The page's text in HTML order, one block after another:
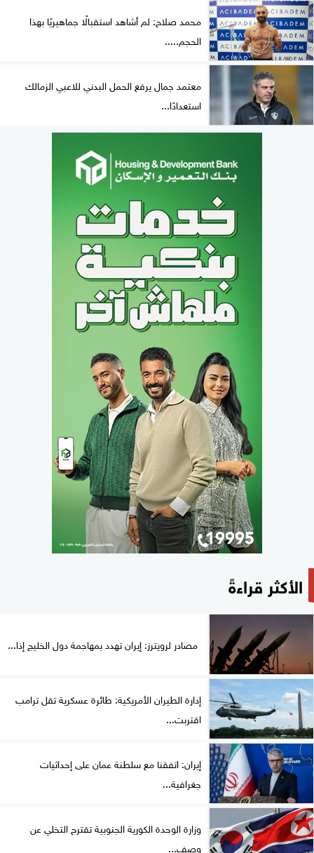
محمد صلاح: لم أشاهد استقبالًا جماهيريًا بهذا
الحجم.....
معتمد جمال يرفع الحمل البدني للاعبي الزمالك
استعدادًا...
الأكثر قراءةً
مصادر لرويترز: إيران تهدد بمهاجمة دول الخليج إذا...
إدارة الطيران الأمريكية: طائرة عسكرية تقل ترامب
اقتربت...
إيران: اتفقنا مع سلطنة عمان على إحداثيات
جغرافية...
وزارة الوحدة الكورية الجنوبية تقترح التخلي عن
وصف...